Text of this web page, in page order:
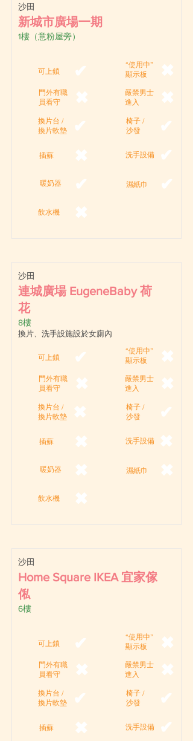
沙田
新城市廣場一期
1樓（意粉屋旁）
✔
可上鎖
✖
門外有職
員看守
✔
換片台 /
換片軟墊
✖
插蘇
✔
暖奶器
✖
飲水機
✖
“使用中”
顯示板
✖
嚴禁男士
進入
✔
椅子 /
沙發
✔
洗手設備
✔
濕紙巾
沙田
連城廣場 EugeneBaby 荷
花
8樓
換片、洗手設施設於女廁內
✔
可上鎖
✖
門外有職
員看守
✖
換片台 /
換片軟墊
✖
插蘇
✖
暖奶器
✖
飲水機
✖
“使用中”
顯示板
✖
嚴禁男士
進入
✔
椅子 /
沙發
✖
洗手設備
✖
濕紙巾
沙田
Home Square IKEA 宜家傢
俬
6樓
✔
可上鎖
✖
門外有職
員看守
✔
換片台 /
換片軟墊
✖
插蘇
✖
“使用中”
顯示板
✖
嚴禁男士
進入
✔
椅子 /
沙發
✔
洗手設備